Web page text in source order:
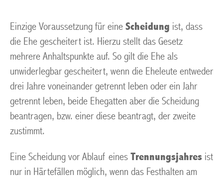
Einzige Voraussetzung für eine Scheidung ist, dass
die Ehe gescheitert ist. Hierzu stellt das Gesetz
mehrere Anhaltspunkte auf. So gilt die Ehe als
unwiderlegbar gescheitert, wenn die Eheleute entweder
drei Jahre voneinander getrennt leben oder ein Jahr
getrennt leben, beide Ehegatten aber die Scheidung
beantragen, bzw. einer diese beantragt, der zweite
zustimmt.
Eine Scheidung vor Ablauf eines Trennungsjahres ist
nur in Härtefällen möglich, wenn das Festhalten am